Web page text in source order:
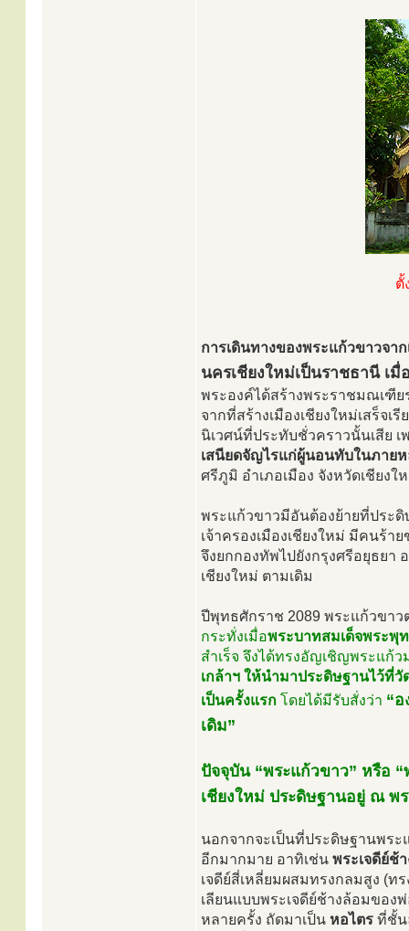
ตั้
การเดินทางของพระแก้วขาวจา
นครเชียงใหม่เป็นราชธานี เ
พระองค์ได้สร้างพระราชมณเฑีย
จากที่สร้างเมืองเชียงใหม่เสร็จ
นิเวศน์ที่ประทับชั่วคราวนั้นเสีย เ
เสนียดจัญไรแก่ผู้นอนทับในภายห
ศรีภูมิ อำเภอเมือง จังหวัดเชียง
พระแก้วขาวมีอันต้องย้ายที่ประ
เจ้าครองเมืองเชียงใหม่ มีคนร้า
จึงยกกองทัพไปยังกรุงศรีอยุธยา
เชียงใหม่ ตามเดิม
ปีพุทธศักราช 2089 พระแก้วขา
กระทั่งเมื่อพระบาทสมเด็จพระพุ
สำเร็จ จึงได้ทรงอัญเชิญพระแก้
เกล้าฯ ให้นำมาประดิษฐานไว้ที่
เป็นครั้งแรก โดยได้มีรับสั่งว่า “อ
เดิม”
ปัจจุบัน “พระแก้วขาว” หรือ
เชียงใหม่ ประดิษฐานอยู่ ณ พ
นอกจากจะเป็นที่ประดิษฐานพร
อีกมากมาย อาทิเช่น พระเจดีย์ช้
เจดีย์สี่เหลี่ยมผสมทรงกลมสูง (ท
เลียนแบบพระเจดีย์ช้างล้อมขอ
หลายครั้ง ถัดมาเป็น หอไตร ที่ชั้น